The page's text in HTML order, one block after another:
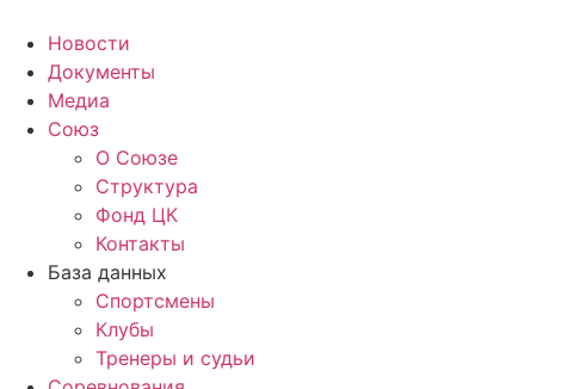
содержимому
Новости
Документы
Медиа
Союз
О Союзе
Структура
Фонд ЦК
Контакты
База данных
Спортсмены
Клубы
Тренеры и судьи